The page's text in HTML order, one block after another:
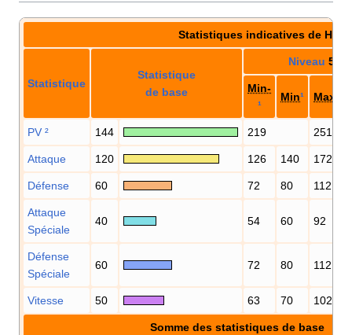
Statistiques indicatives de
Statistique
Statistique
de base
Niveau 50
Min-
¹
Min¹ Max
PV ² 144 219 251
Attaque 120 126 140 172
Défense 60 72 80 112
Attaque
Spéciale
40 54 60 92
Défense
Spéciale
60 72 80 112
Vitesse 50 63 70 102
Somme des statistiques de base